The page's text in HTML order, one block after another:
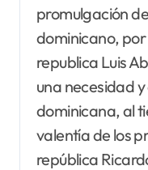
promulgación
dominicano,
republica Luis
una necesidad
dominicana, al
valentía de los
república